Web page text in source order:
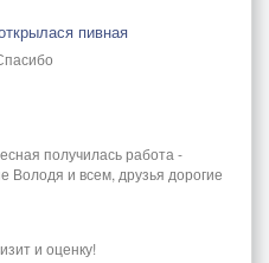
пивная
получилась работа -
Володя и всем, друзья дорогие
и оценку!